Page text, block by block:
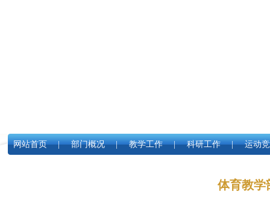
网站首页 | 部门概况 | 教学工作 | 科研工作 | 运动
体育教学